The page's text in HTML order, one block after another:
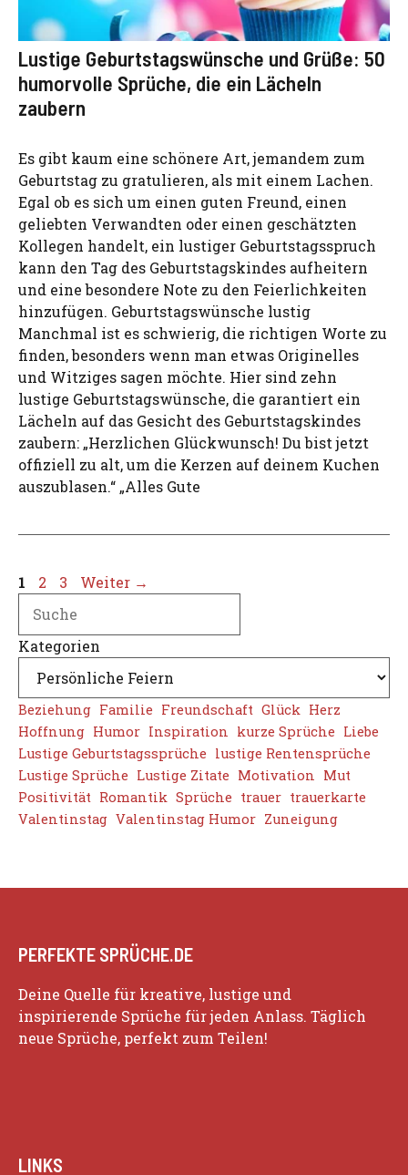
Lustige Geburtstagswünsche und Grüße: 50
humorvolle Sprüche, die ein Lächeln
zaubern
Es gibt kaum eine schönere Art, jemandem zum
Geburtstag zu gratulieren, als mit einem Lachen.
Egal ob es sich um einen guten Freund, einen
geliebten Verwandten oder einen geschätzten
Kollegen handelt, ein lustiger Geburtstagsspruch
kann den Tag des Geburtstagskindes aufheitern
und eine besondere Note zu den Feierlichkeiten
hinzufügen. Geburtstagswünsche lustig
Manchmal ist es schwierig, die richtigen Worte zu
finden, besonders wenn man etwas Originelles
und Witziges sagen möchte. Hier sind zehn
lustige Geburtstagswünsche, die garantiert ein
Lächeln auf das Gesicht des Geburtstagskindes
zaubern: „Herzlichen Glückwunsch! Du bist jetzt
offiziell zu alt, um die Kerzen auf deinem Kuchen
auszublasen.“ „Alles Gute
Seite
1 Seite
2 Seite
3 Weiter →
Search
Kategorien
Beziehung Familie Freundschaft Glück Herz
Hoffnung Humor Inspiration kurze Sprüche Liebe
Lustige Geburtstagssprüche lustige Rentensprüche
Lustige Sprüche Lustige Zitate Motivation Mut
Positivität Romantik Sprüche trauer trauerkarte
Valentinstag Valentinstag Humor Zuneigung
PERFEKTE SPRÜCHE.DE
Deine Quelle für kreative, lustige und
inspirierende Sprüche für jeden Anlass. Täglich
neue Sprüche, perfekt zum Teilen!
LINKS